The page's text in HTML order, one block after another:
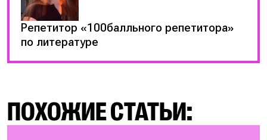
Репетитор «100балльного репетитора»
по литературе
ПОХОЖИЕ СТАТЬИ: